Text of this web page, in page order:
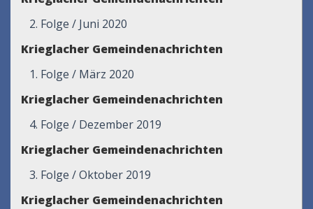
2. Folge / Juni 2020
Krieglacher Gemeindenachrichten
1. Folge / März 2020
Krieglacher Gemeindenachrichten
4. Folge / Dezember 2019
Krieglacher Gemeindenachrichten
3. Folge / Oktober 2019
Krieglacher Gemeindenachrichten